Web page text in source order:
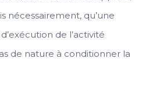
nécessairement, qu’une
de l’activité
de nature à conditionner la